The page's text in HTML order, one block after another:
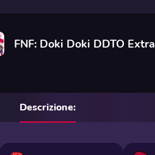
FNF: Doki Doki DDTO
Descrizione: